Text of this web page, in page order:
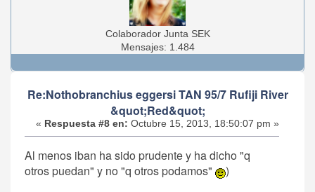
Colaborador Junta SEK
Mensajes: 1.484
Re:Nothobranchius eggersi TAN 95/7 Rufiji River
&quot;Red&quot;
« Respuesta #8 en: Octubre 15, 2013, 18:50:07 pm »
Al menos iban ha sido prudente y ha dicho "q
otros puedan" y no "q otros podamos"
)